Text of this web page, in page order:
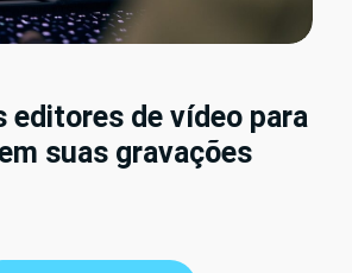
editores de vídeo para
suas gravações